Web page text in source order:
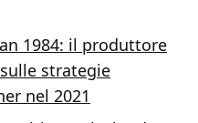
1984: il produttore
strategie
nel 2021